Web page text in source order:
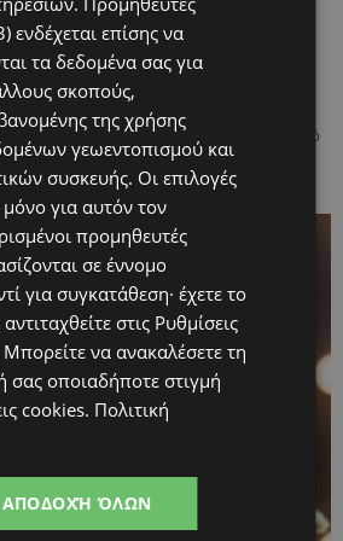
VS γονιμότητα: Τι
μια δημοφιλής εναλλακτική λύση στο
είναι ή εισπνοή ατμού που παράγεται από
ενδέχεται επίσης να
τα δεδομένα σας για
σκοπούς,
της χρήσης
γεωεντοπισμού και
συσκευής. Οι επιλογές
για αυτόν τον
προμηθευτές
σε έννομο
για συγκατάθεση· έχετε το
στις Ρυθμίσεις
Μπορείτε να ανακαλέσετε τη
σας οποιαδήποτε στιγμή
cookies. Πολιτική
ΑΠΟΔΟΧΉ ΌΛΩΝ